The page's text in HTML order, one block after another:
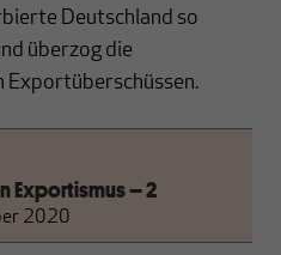
Deutschland so
überzog die
Exportismus – 2
2020